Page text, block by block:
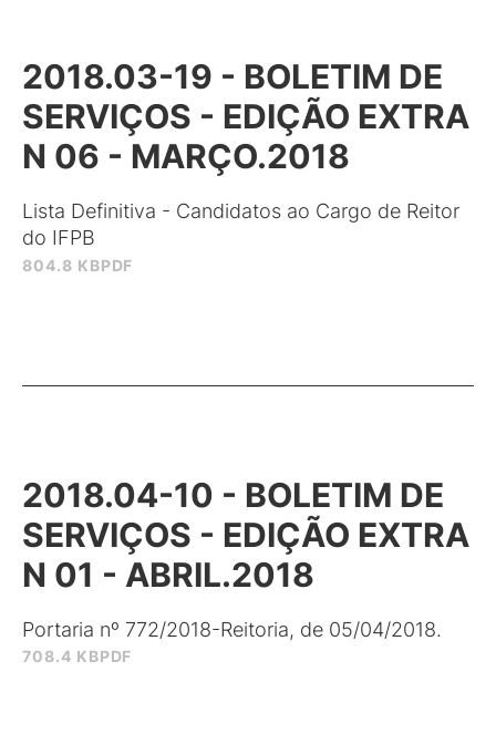
804.8 KBPDF
2018.03-19 - BOLETIM DE
SERVIÇOS - EDIÇÃO EXTRA
N 06 - MARÇO.2018
Lista Definitiva - Candidatos ao Cargo de Reitor
do IFPB
708.4 KBPDF
2018.04-10 - BOLETIM DE
SERVIÇOS - EDIÇÃO EXTRA
N 01 - ABRIL.2018
Portaria nº 772/2018-Reitoria, de 05/04/2018.